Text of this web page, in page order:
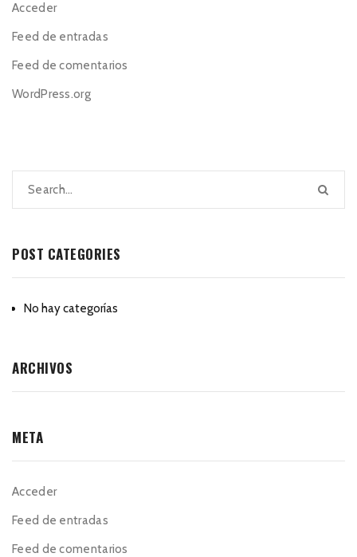
Acceder
Feed de entradas
Feed de comentarios
WordPress.org
POST CATEGORIES
No hay categorías
ARCHIVOS
META
Acceder
Feed de entradas
Feed de comentarios